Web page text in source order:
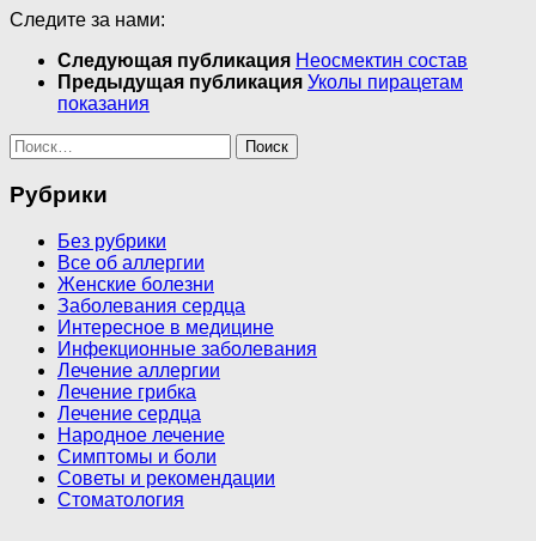
Следите за нами:
Следующая публикация Неосмектин состав
Предыдущая публикация Уколы пирацетам
показания
Найти:
Рубрики
Без рубрики
Все об аллергии
Женские болезни
Заболевания сердца
Интересное в медицине
Инфекционные заболевания
Лечение аллергии
Лечение грибка
Лечение сердца
Народное лечение
Симптомы и боли
Советы и рекомендации
Стоматология